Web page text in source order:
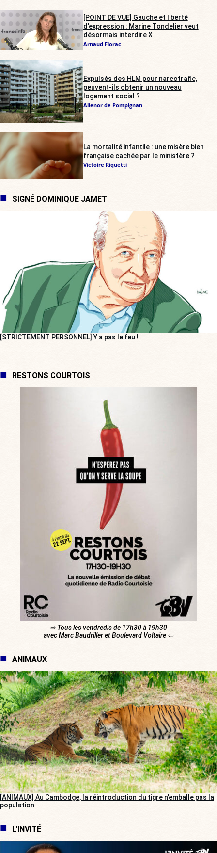
[POINT DE VUE] Gauche et liberté
d’expression : Marine Tondelier veut
désormais interdire X
Arnaud Florac
Expulsés des HLM pour narcotrafic,
peuvent-ils obtenir un nouveau
logement social ?
Alienor de Pompignan
La mortalité infantile : une misère bien
française cachée par le ministère ?
Victoire Riquetti
SIGNÉ DOMINIQUE JAMET
[STRICTEMENT PERSONNEL] Y a pas le feu !
RESTONS COURTOIS
⇨ Tous les vendredis de 17h30 à 19h30
avec Marc Baudriller et Boulevard Voltaire ⇦
ANIMAUX
[ANIMAUX] Au Cambodge, la réintroduction du tigre n’emballe pas la
population
L'INVITÉ